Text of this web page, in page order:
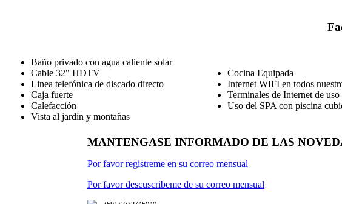
Baño privado con agua caliente solar
Cable 32" HDTV
Linea telefónica de discado directo
Caja fuerte
Calefacción
Vista al jardín y montañas
Cocina Equipada
Internet WIFI en todos
Terminales de Internet de
Uso del SPA con piscina
MANTENGASE INFORMADO DE LAS
Por favor registreme en su correo mensual
Por favor descuscribeme de su correo mensual